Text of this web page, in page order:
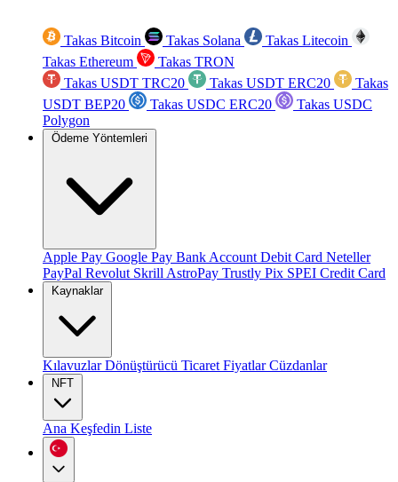
Takas Bitcoin Takas Solana
Takas Litecoin
Takas Ethereum
Takas TRON
Takas USDT TRC20
Takas USDT ERC20
Takas
USDT BEP20
Takas USDC ERC20
Takas USDC
Polygon
Ödeme Yöntemleri
Apple Pay Google Pay Bank Account Debit Card Neteller
PayPal Revolut Skrill AstroPay Trustly Pix SPEI Credit Card
Kaynaklar
KılavuzlarDönüştürücü Ticaret FiyatlarCüzdanlar
NFT
Ana Keşfedin Liste